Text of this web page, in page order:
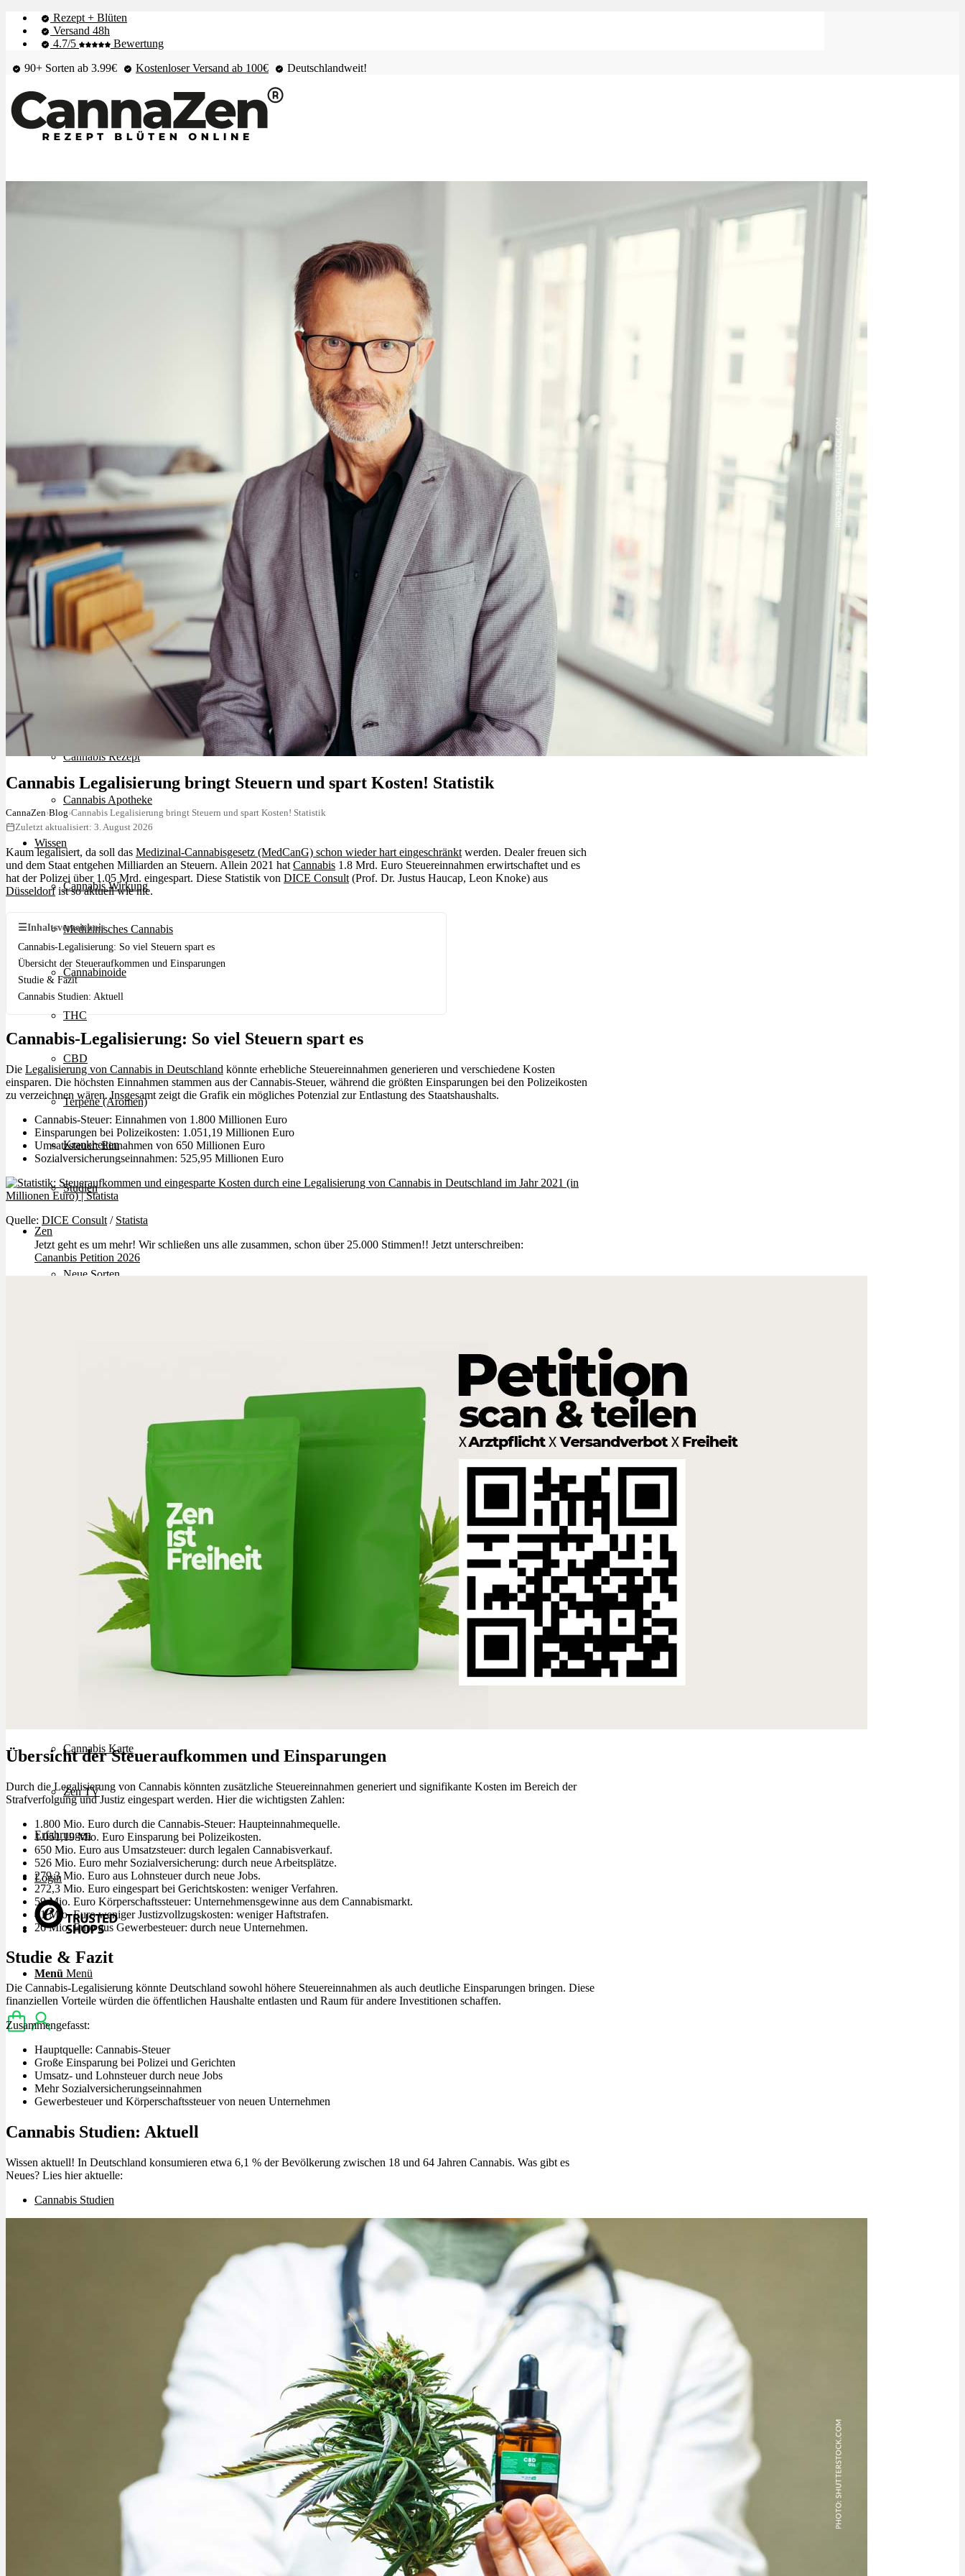
Rezept + Blüten
Versand 48h
4.7/5
Bewertung
90+ Sorten ab 3.99€
Kostenloser Versand ab 100€ Deutschlandweit!
ADHS
Angststörungen
Chronische Migräne
Depressionen
Schlafstörungen
Cannabis Rezept
Cannabis Apotheke
Wissen
Cannabis Wirkung
Medizinisches Cannabis
Cannabinoide
THC
CBD
Terpene (Aromen)
Krankheiten
Studien
Zen
Neue Sorten
Services
Ärzte Service
Rezept Service
Apotheken Service
Cannabis Karte
Zen TV
Erfahrungen
Login
Menü Menü
Cannabis Legalisierung bringt Steuern und spart Kosten! Statistik
CannaZen›Blog›Cannabis Legalisierung bringt Steuern und spart Kosten! Statistik
Zuletzt aktualisiert: 3. August 2026
Kaum legalisiert, da soll das Medizinal-Cannabisgesetz (MedCanG) schon wieder hart eingeschränkt werden. Dealer freuen sich
und dem Staat entgehen Milliarden an Steuern. Allein 2021 hat Cannabis 1.8 Mrd. Euro Steuereinnahmen erwirtschaftet und es
hat der Polizei über 1.05 Mrd. eingespart. Diese Statistik von DICE Consult (Prof. Dr. Justus Haucap, Leon Knoke) aus
Düsseldorfist so aktuell wie nie.
☰Inhaltsverzeichnis
Cannabis-Legalisierung: So viel Steuern spart es
Übersicht der Steueraufkommen und Einsparungen
Studie & Fazit
Cannabis Studien: Aktuell
Cannabis-Legalisierung: So viel Steuern spart es
Die Legalisierung von Cannabis in Deutschland könnte erhebliche Steuereinnahmen generieren und verschiedene Kosten
einsparen. Die höchsten Einnahmen stammen aus der Cannabis-Steuer, während die größten Einsparungen bei den Polizeikosten
zu verzeichnen wären. Insgesamt zeigt die Grafik ein mögliches Potenzial zur Entlastung des Staatshaushalts.
Cannabis-Steuer: Einnahmen von 1.800 Millionen Euro
Einsparungen bei Polizeikosten: 1.051,19 Millionen Euro
Umsatzsteuer: Einnahmen von 650 Millionen Euro
Sozialversicherungseinnahmen: 525,95 Millionen Euro
Quelle: DICE Consult / Statista
Jetzt geht es um mehr! Wir schließen uns alle zusammen, schon über 25.000 Stimmen!! Jetzt unterschreiben:
Cananbis Petition 2026
Übersicht der Steueraufkommen und Einsparungen
Durch die Legalisierung von Cannabis könnten zusätzliche Steuereinnahmen generiert und signifikante Kosten im Bereich der
Strafverfolgung und Justiz eingespart werden. Hier die wichtigsten Zahlen:
1.800 Mio. Euro durch die Cannabis-Steuer: Haupteinnahmequelle.
1.051,19 Mio. Euro Einsparung bei Polizeikosten.
650 Mio. Euro aus Umsatzsteuer: durch legalen Cannabisverkauf.
526 Mio. Euro mehr Sozialversicherung: durch neue Arbeitsplätze.
279,3 Mio. Euro aus Lohnsteuer durch neue Jobs.
272,3 Mio. Euro eingespart bei Gerichtskosten: weniger Verfahren.
59 Mio. Euro Körperschaftssteuer: Unternehmensgewinne aus dem Cannabismarkt.
41 Mio. Euro weniger Justizvollzugskosten: weniger Haftstrafen.
26 Mio. Euro aus Gewerbesteuer: durch neue Unternehmen.
Studie & Fazit
Die Cannabis-Legalisierung könnte Deutschland sowohl höhere Steuereinnahmen als auch deutliche Einsparungen bringen. Diese
finanziellen Vorteile würden die öffentlichen Haushalte entlasten und Raum für andere Investitionen schaffen.
Zusammengefasst:
Hauptquelle: Cannabis-Steuer
Große Einsparung bei Polizei und Gerichten
Umsatz- und Lohnsteuer durch neue Jobs
Mehr Sozialversicherungseinnahmen
Gewerbesteuer und Körperschaftssteuer von neuen Unternehmen
Cannabis Studien: Aktuell
Wissen aktuell! In Deutschland konsumieren etwa 6,1 % der Bevölkerung zwischen 18 und 64 Jahren Cannabis. Was gibt es
Neues? Lies hier aktuelle:
Cannabis Studien